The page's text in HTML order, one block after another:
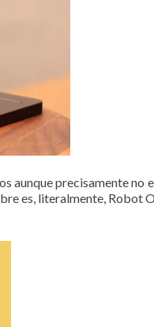
precisamente no
es, literalmente, Robot